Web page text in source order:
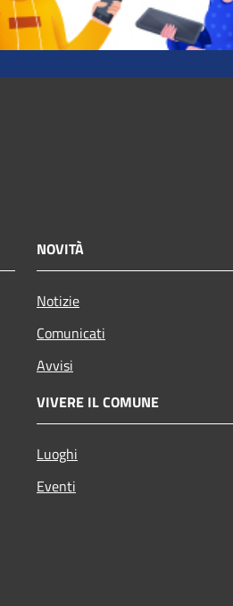
NOVITÀ
Notizie
Comunicati
Avvisi
VIVERE IL COMUNE
Luoghi
Eventi